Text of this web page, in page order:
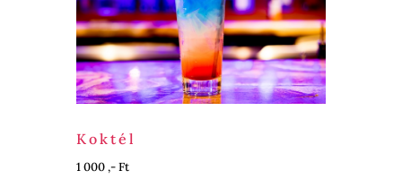
Koktél
1 000 ,- Ft